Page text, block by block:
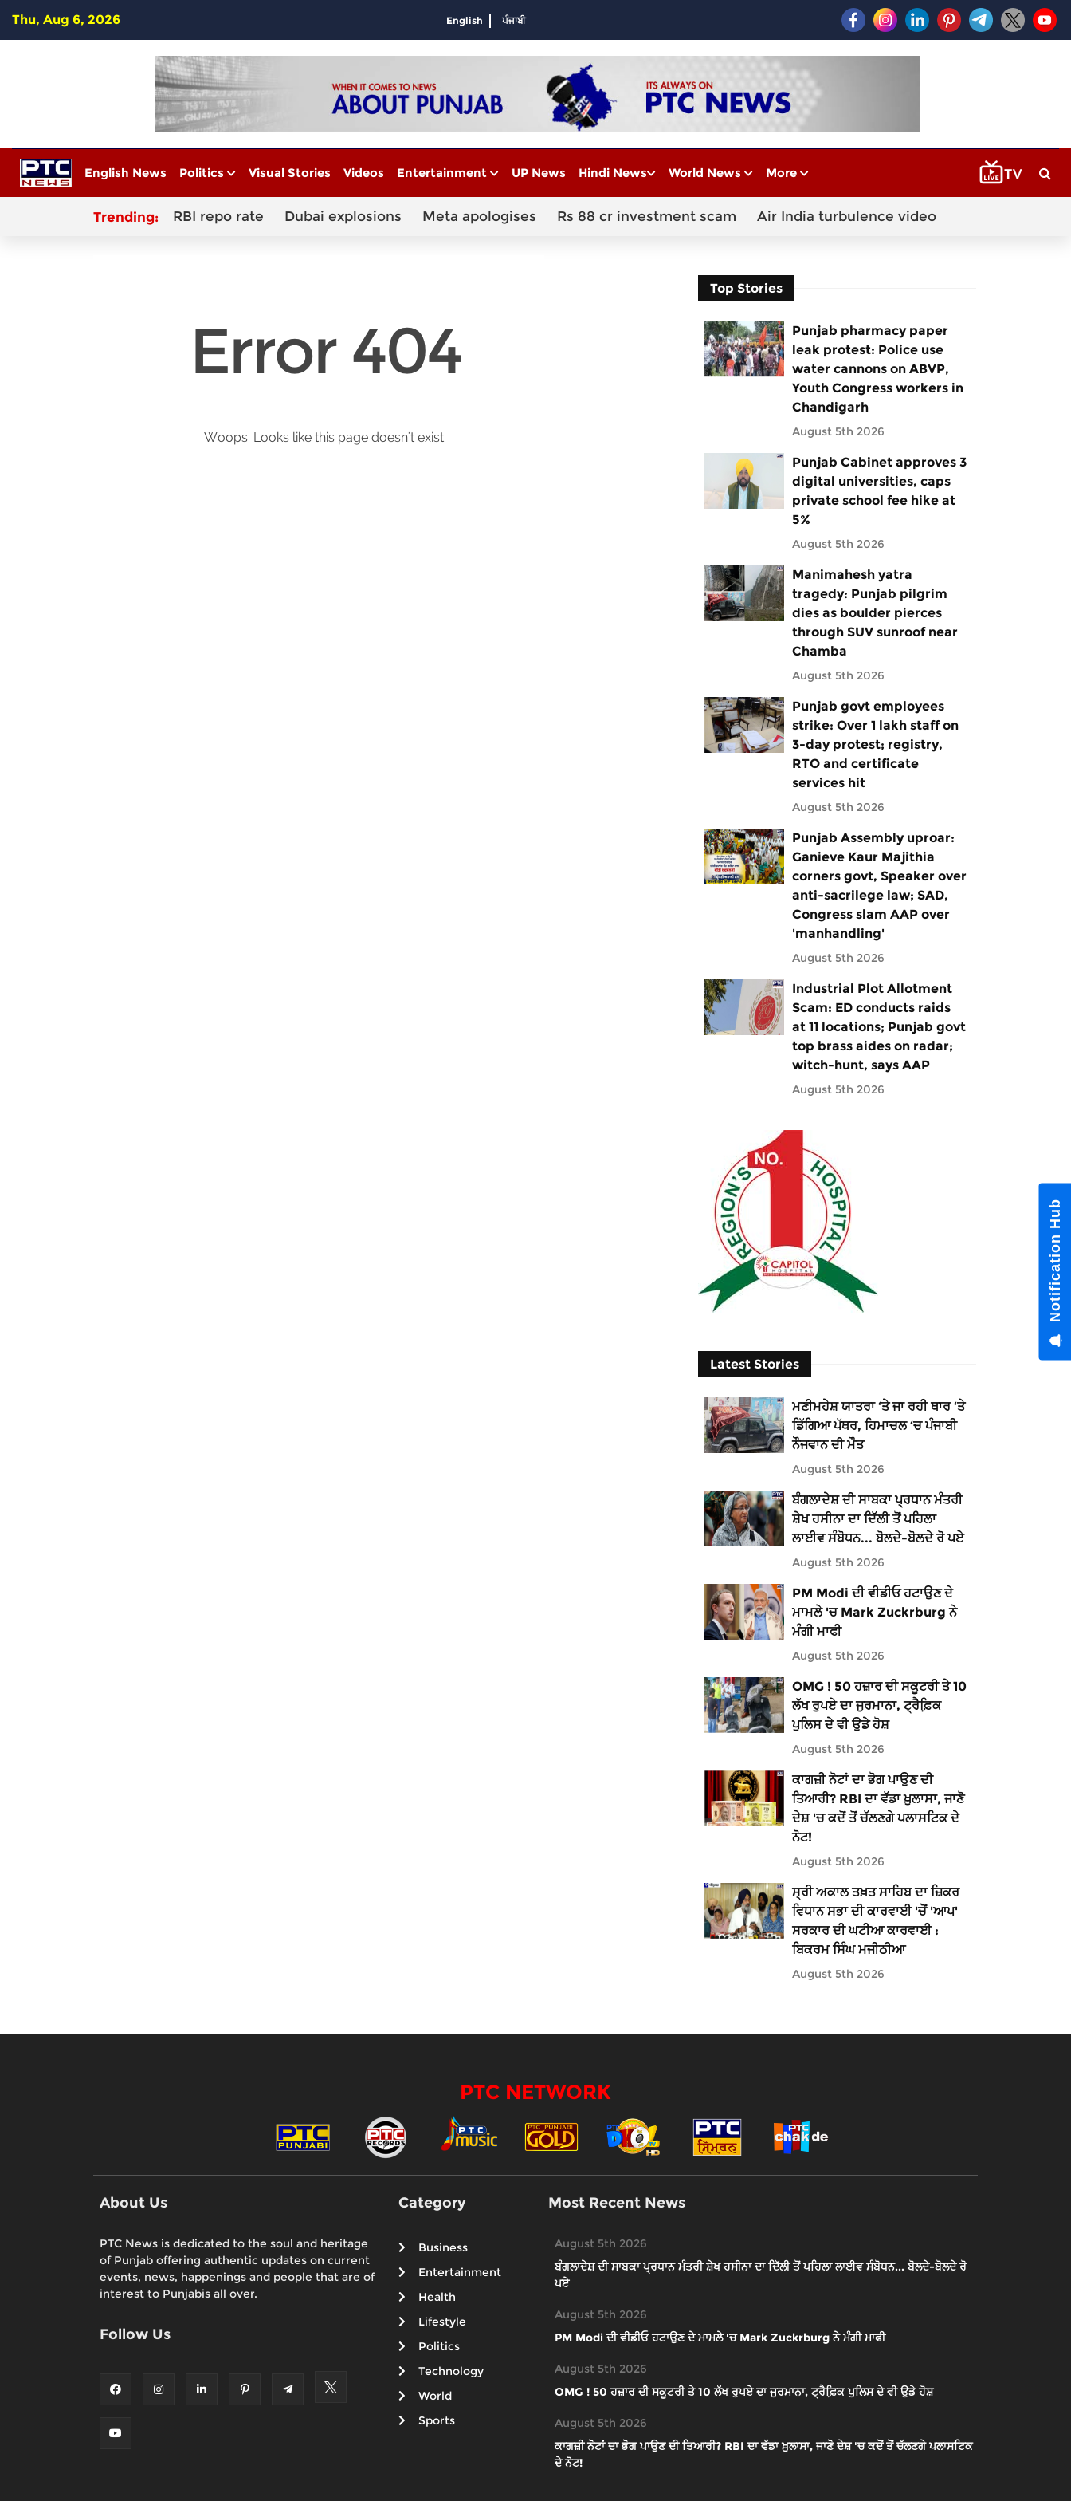
Thu, Aug 6, 2026 English ਪੰਜਾਬੀ
English News Politics Visual Stories Videos Entertainment UP News Hindi News World News More
Trending: RBI repo rate Dubai explosions Meta apologises Rs 88 cr investment scam Air India turbulence video
Top Stories
Punjab pharmacy paper
leak protest: Police use
water cannons on ABVP,
Youth Congress workers in
Chandigarh
August 5th 2026
Punjab Cabinet approves 3
digital universities, caps
private school fee hike at
5%
August 5th 2026
Manimahesh yatra
tragedy: Punjab pilgrim
dies as boulder pierces
through SUV sunroof near
Chamba
August 5th 2026
Punjab govt employees
strike: Over 1 lakh staff on
3-day protest; registry,
RTO and certificate
services hit
August 5th 2026
Punjab Assembly uproar:
Ganieve Kaur Majithia
corners govt, Speaker over
anti-sacrilege law; SAD,
Congress slam AAP over
'manhandling'
August 5th 2026
Industrial Plot Allotment
Scam: ED conducts raids
at 11 locations; Punjab govt
top brass aides on radar;
witch-hunt, says AAP
August 5th 2026
Latest Stories
ਮਣੀਮਹੇਸ਼ ਯਾਤਰਾ ‘ਤੇ ਜਾ ਰਹੀ ਥਾਰ ‘ਤੇ
ਡਿੱਗਿਆ ਪੱਥਰ, ਹਿਮਾਚਲ ‘ਚ ਪੰਜਾਬੀ
ਨੌਜਵਾਨ ਦੀ ਮੌਤ
August 5th 2026
ਬੰਗਲਾਦੇਸ਼ ਦੀ ਸਾਬਕਾ ਪ੍ਰਧਾਨ ਮੰਤਰੀ
ਸ਼ੇਖ ਹਸੀਨਾ ਦਾ ਦਿੱਲੀ ਤੋਂ ਪਹਿਲਾ
ਲਾਈਵ ਸੰਬੋਧਨ... ਬੋਲਦੇ-ਬੋਲਦੇ ਰੋ ਪਏ
August 5th 2026
PM Modi ਦੀ ਵੀਡੀਓ ਹਟਾਉਣ ਦੇ
ਮਾਮਲੇ 'ਚ Mark Zuckrburg ਨੇ
ਮੰਗੀ ਮਾਫੀ
August 5th 2026
OMG ! 50 ਹਜ਼ਾਰ ਦੀ ਸਕੂਟਰੀ ਤੇ 10
ਲੱਖ ਰੁਪਏ ਦਾ ਜੁਰਮਾਨਾ, ਟ੍ਰੈਫ਼ਿ਼ਕ
ਪੁਲਿਸ ਦੇ ਵੀ ਉਡੇ ਹੋਸ਼
August 5th 2026
ਕਾਗਜ਼ੀ ਨੋਟਾਂ ਦਾ ਭੋਗ ਪਾਉਣ ਦੀ
ਤਿਆਰੀ? RBI ਦਾ ਵੱਡਾ ਖ਼ੁਲਾਸਾ, ਜਾਣੋ
ਦੇਸ਼ 'ਚ ਕਦੋਂ ਤੋਂ ਚੱਲਣਗੇ ਪਲਾਸਟਿਕ ਦੇ
ਨੋਟ!
August 5th 2026
ਸ੍ਰੀ ਅਕਾਲ ਤਖ਼ਤ ਸਾਹਿਬ ਦਾ ਜ਼ਿਕਰ
ਵਿਧਾਨ ਸਭਾ ਦੀ ਕਾਰਵਾਈ 'ਚੋਂ 'ਆਪ'
ਸਰਕਾਰ ਦੀ ਘਟੀਆ ਕਾਰਵਾਈ :
ਬਿਕਰਮ ਸਿੰਘ ਮਜੀਠੀਆ
August 5th 2026
PTC NETWORK
About Us
PTC News is dedicated to the soul and heritage
of Punjab offering authentic updates on current
events, news, happenings and people that are of
interest to Punjabis all over.
Follow Us
Category
Business
Entertainment
Health
Lifestyle
Politics
Technology
World
Sports
Most Recent News
August 5th 2026
ਬੰਗਲਾਦੇਸ਼ ਦੀ ਸਾਬਕਾ ਪ੍ਰਧਾਨ ਮੰਤਰੀ ਸ਼ੇਖ ਹਸੀਨਾ ਦਾ ਦਿੱਲੀ ਤੋਂ ਪਹਿਲਾ ਲਾਈਵ ਸੰਬੋਧਨ... ਬੋਲਦੇ-ਬੋਲਦੇ ਰੋ
ਪਏ
August 5th 2026
PM Modi ਦੀ ਵੀਡੀਓ ਹਟਾਉਣ ਦੇ ਮਾਮਲੇ 'ਚ Mark Zuckrburg ਨੇ ਮੰਗੀ ਮਾਫੀ
August 5th 2026
OMG ! 50 ਹਜ਼ਾਰ ਦੀ ਸਕੂਟਰੀ ਤੇ 10 ਲੱਖ ਰੁਪਏ ਦਾ ਜੁਰਮਾਨਾ, ਟ੍ਰੈਫ਼ਿ਼ਕ ਪੁਲਿਸ ਦੇ ਵੀ ਉਡੇ ਹੋਸ਼
August 5th 2026
ਕਾਗਜ਼ੀ ਨੋਟਾਂ ਦਾ ਭੋਗ ਪਾਉਣ ਦੀ ਤਿਆਰੀ? RBI ਦਾ ਵੱਡਾ ਖ਼ੁਲਾਸਾ, ਜਾਣੋ ਦੇਸ਼ 'ਚ ਕਦੋਂ ਤੋਂ ਚੱਲਣਗੇ ਪਲਾਸਟਿਕ
ਦੇ ਨੋਟ!
Notification Hub